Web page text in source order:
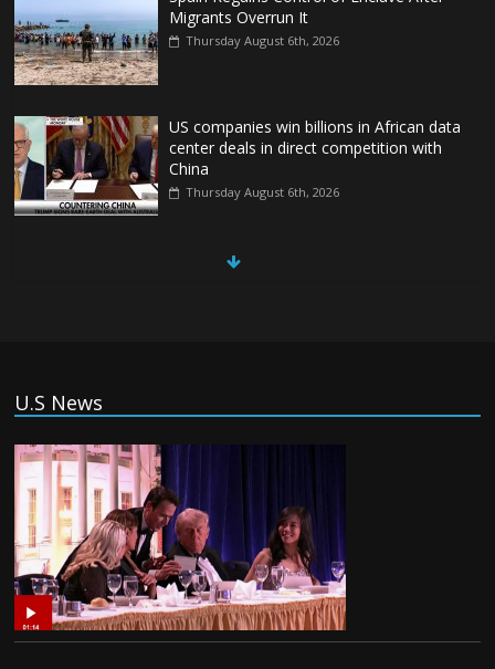
Migrants Overrun It
Thursday August 6th, 2026
US companies win billions in African data
center deals in direct competition with
China
Thursday August 6th, 2026
China, Russia, Iran and North Korea
(Tiếng Việt) Trung Quốc va chạm với
Philippines trong khi vẫn cứu thuyền viên
Việt Nam, vì sao?
Tuesday August 4th, 2026
(Tiếng Việt) Ba người thiệt mạng khi bom
U.S News